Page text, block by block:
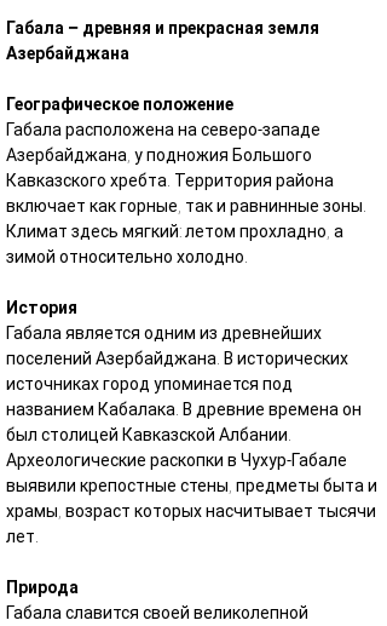
Габала – древняя и прекрасная земля
Азербайджана
Географическое положение
Габала расположена на северо-западе
Азербайджана, у подножия Большого
Кавказского хребта. Территория района
включает как горные, так и равнинные зоны.
Климат здесь мягкий: летом прохладно, а
зимой относительно холодно.
История
Габала является одним из древнейших
поселений Азербайджана. В исторических
источниках город упоминается под
названием Кабалака. В древние времена он
был столицей Кавказской Албании.
Археологические раскопки в Чухур-Габале
выявили крепостные стены, предметы быта и
храмы, возраст которых насчитывает тысячи
лет.
Природа
Габала славится своей великолепной